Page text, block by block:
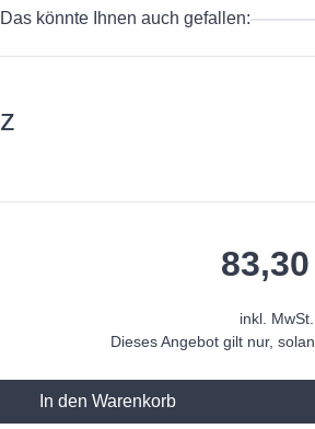
Das könnte Ihnen auch gefallen:
inkl. MwSt.
Dieses Angebot gilt nur,
In den Warenkorb